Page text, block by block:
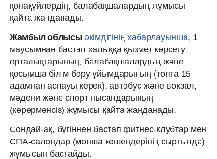
қонақүйлердің, балабақшалардың жұмысы
қайта жанданады.
Жамбыл облысы әкімдігінің хабарлауынша, 1
маусымнан бастап халыққа қызмет көрсету
орталықтарының, балабақшалардың және
қосымша білім беру ұйымдарының (топта 15
адамнан аспауы керек), автобус және вокзал,
мәдени және спорт нысандарының
(көрерменсіз) жұмысы қайта жанданады.
Сондай-ақ, бүгіннен бастап фитнес-клубтар мен
СПА-салондар (монша кешендерінің сыртында)
жұмысын бастайды.